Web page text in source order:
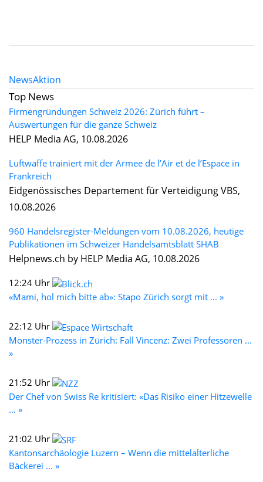
NewsAktion
Top News
Firmengründungen Schweiz 2026: Zürich führt –
Auswertungen für die ganze Schweiz
HELP Media AG, 10.08.2026
Luftwaffe trainiert mit der Armee de l’Air et de l’Espace in
Frankreich
Eidgenössisches Departement für Verteidigung VBS,
10.08.2026
960 Handelsregister-Meldungen vom 10.08.2026, heutige
Publikationen im Schweizer Handelsamtsblatt SHAB
Helpnews.ch by HELP Media AG, 10.08.2026
12:24 Uhr
«Mami, hol mich bitte ab»: Stapo Zürich sorgt mit ... »
22:12 Uhr
Monster-Prozess in Zürich: Fall Vincenz: Zwei Professoren ...
»
21:52 Uhr
Der Chef von Swiss Re kritisiert: «Das Risiko einer Hitzewelle
... »
21:02 Uhr
Kantonsarchäologie Luzern – Wenn die mittelalterliche
Bäckerei ... »